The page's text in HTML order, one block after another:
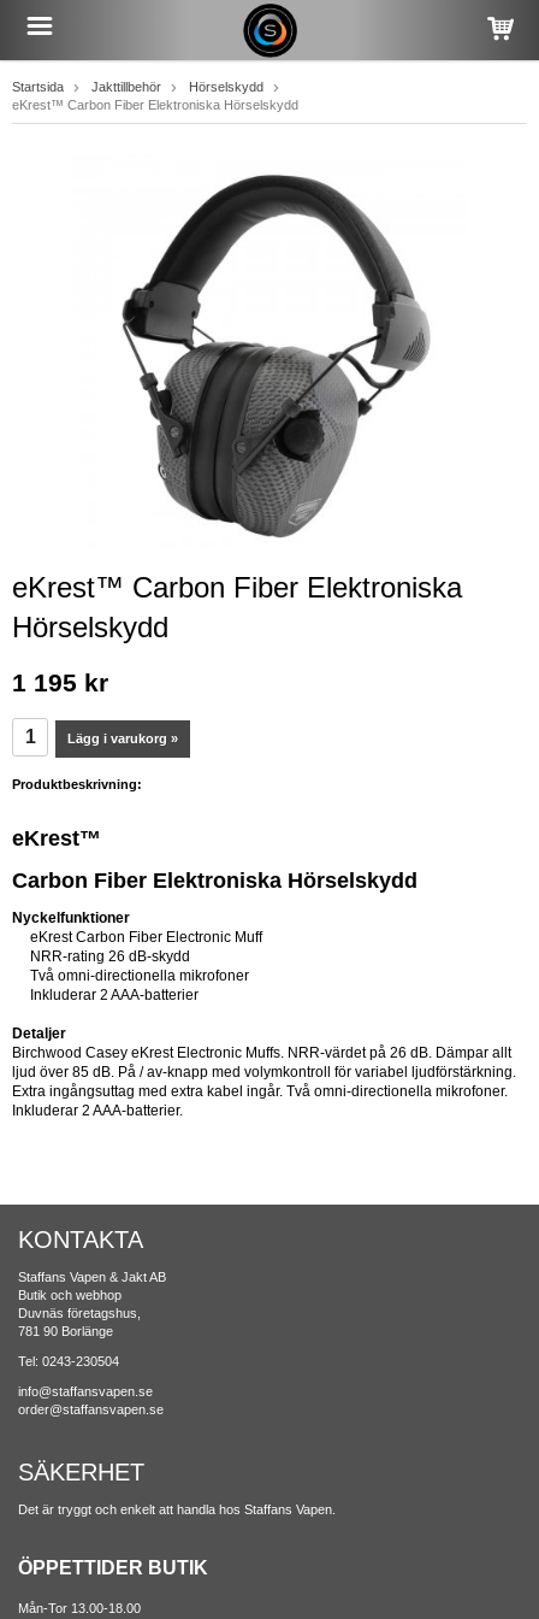
Startsida Jakttillbehör
Hörselskydd
eKrest™ Carbon Fiber Elektroniska Hörselskydd
eKrest™ Carbon Fiber Elektroniska
Hörselskydd
1 195 kr
Lägg i varukorg »
Produktbeskrivning:
eKrest™
Carbon Fiber Elektroniska Hörselskydd
Nyckelfunktioner
eKrest Carbon Fiber Electronic Muff
NRR-rating 26 dB-skydd
Två omni-directionella mikrofoner
Inkluderar 2 AAA-batterier
Detaljer
Birchwood Casey eKrest Electronic Muffs. NRR-värdet på 26 dB. Dämpar allt
ljud över 85 dB. På / av-knapp med volymkontroll för variabel ljudförstärkning.
Extra ingångsuttag med extra kabel ingår. Två omni-directionella mikrofoner.
Inkluderar 2 AAA-batterier.
KONTAKTA
Staffans Vapen & Jakt AB
Butik och webhop
Duvnäs företagshus,
781 90 Borlänge
Tel: 0243-230504
info@staffansvapen.se
order@staffansvapen.se
SÄKERHET
Det är tryggt och enkelt att handla hos Staffans Vapen.
ÖPPETTIDER BUTIK
Mån-Tor 13.00-18.00